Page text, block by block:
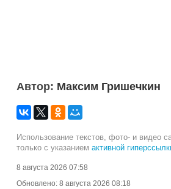
Автор: Максим Гришечкин
Использование текстов, фото- и видео
только с указанием активной
8 августа 2026 07:58
Обновлено: 8 августа 2026 08:18